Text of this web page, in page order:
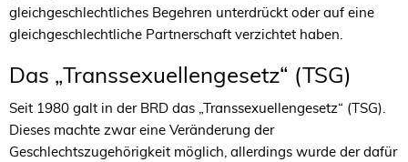
gleichgeschlechtliches Begehren unterdrückt oder auf eine
gleichgeschlechtliche Partnerschaft verzichtet haben.
Das „Transsexuellengesetz“ (TSG)
Seit 1980 galt in der BRD das „Transsexuellengesetz“ (TSG).
Dieses machte zwar eine Veränderung der
Geschlechtszugehörigkeit möglich, allerdings wurde der dafür